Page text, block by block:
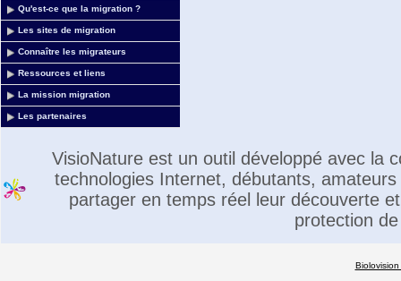
Qu'est-ce que la migration ?
Les sites de migration
Connaître les migrateurs
Ressources et liens
La mission migration
Les partenaires
VisioNature est un outil développé avec la
technologies Internet, débutants,
partager en temps réel leur découverte
protection
Biolovision